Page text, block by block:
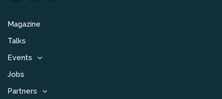
Magazine
Talks
Events
Jobs
Partners